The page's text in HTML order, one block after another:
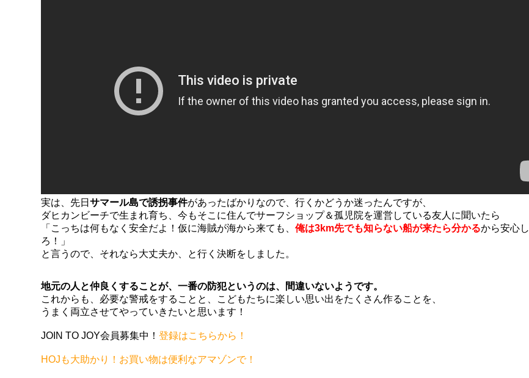
実は、先日サマール島で誘拐事件があったばかりなので、行くかどうか迷ったんですが、
ダヒカンビーチで生まれ育ち、今もそこに住んでサーフショップ＆孤児院を運営している友人に聞いたら
「こっちは何もなく安全だよ！仮に海賊が海から来ても、俺は3km先でも知らない船が来たら分かるから安心し
ろ！」
と言うので、それなら大丈夫か、と行く決断をしました。
地元の人と仲良くすることが、一番の防犯というのは、間違いないようです。
これからも、必要な警戒をすることと、こどもたちに楽しい思い出をたくさん作ることを、
うまく両立させてやっていきたいと思います！
JOIN TO JOY会員募集中！登録はこちらから！
HOJも大助かり！お買い物は便利なアマゾンで！